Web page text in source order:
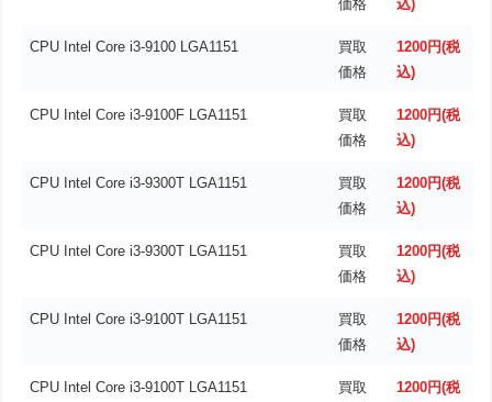
価格
込)
CPU Intel Core i3-9100 LGA1151
買取
価格
1200円(税
込)
CPU Intel Core i3-9100F LGA1151
買取
価格
1200円(税
込)
CPU Intel Core i3-9300T LGA1151
買取
価格
1200円(税
込)
CPU Intel Core i3-9300T LGA1151
買取
価格
1200円(税
込)
CPU Intel Core i3-9100T LGA1151
買取
価格
1200円(税
込)
CPU Intel Core i3-9100T LGA1151
買取
1200円(税